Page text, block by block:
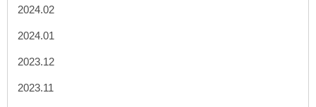
2024.02
2024.01
2023.12
2023.11